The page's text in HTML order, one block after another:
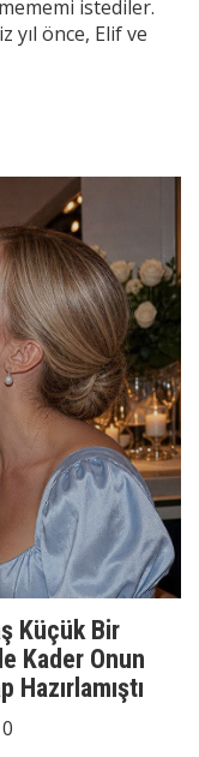
istediler.
yıl önce, Elif ve
Küçük Bir
Kader Onun
0